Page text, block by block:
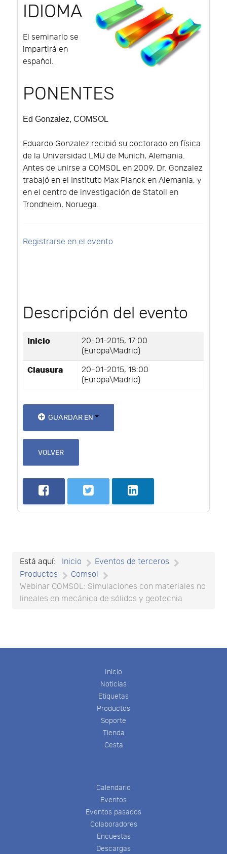
IDIOMA
El seminario se
impartirá en
español.
PONENTES
Ed Gonzalez, COMSOL
Eduardo Gonzalez recibió su doctorado en física
de la Universidad LMU de Munich, Alemania.
Antes de unirse a COMSOL en 2009, Dr. Gonzalez
trabajó en el Instituto Max Planck en Alemania, y
en el centro de investigación de Statoil en
Trondheim, Noruega.
Registrarse en el evento
Descripción del evento
Inicio
20-01-2015, 17:00
(Europa\Madrid)
Clausura
20-01-2015, 18:00
(Europa\Madrid)
GUARDAR EN
VOLVER
Está aquí: Inicio
Eventos de terceros
Productos
Comsol
Webinar COMSOL: Simulaciones con materiales no
lineales en mecánica de sólidos y geotecnia
Inicio
Noticias
Etiquetas
Productos
Soporte
Tienda
Cesta
Calendario
Eventos
Eventos pasados
Colaboradores
Encuestas
Descargas